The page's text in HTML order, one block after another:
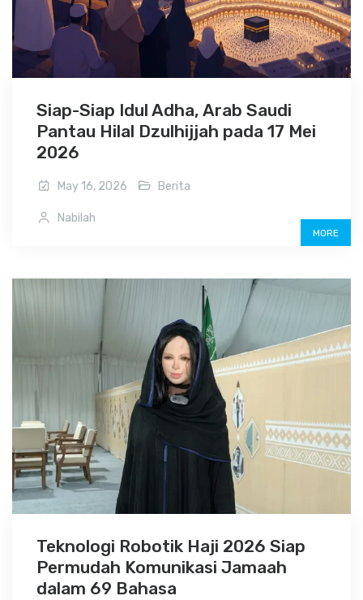
Siap-Siap Idul Adha, Arab Saudi
Pantau Hilal Dzulhijjah pada 17 Mei
2026
May 16, 2026 Berita
Nabilah
MORE
Teknologi Robotik Haji 2026 Siap
Permudah Komunikasi Jamaah
dalam 69 Bahasa